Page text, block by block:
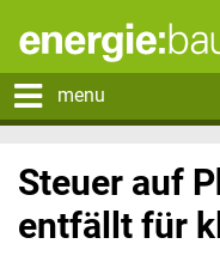
menu
Steuer auf
entfällt für